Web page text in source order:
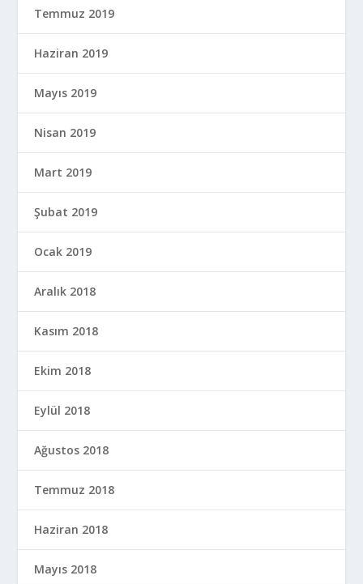
Temmuz 2019
Haziran 2019
Mayıs 2019
Nisan 2019
Mart 2019
Şubat 2019
Ocak 2019
Aralık 2018
Kasım 2018
Ekim 2018
Eylül 2018
Ağustos 2018
Temmuz 2018
Haziran 2018
Mayıs 2018